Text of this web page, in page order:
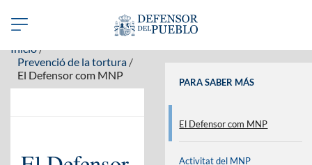
Abrir/Cerrar
navegación
Inicio
Prevenció de la tortura
El Defensor com MNP
PARA SABER MÁS
El Defensor com MNP
Activitat del MNP